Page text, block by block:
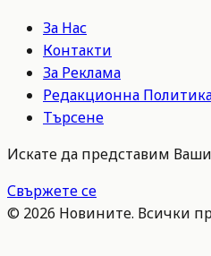
За Нас
Контакти
За Реклама
Редакционна
Търсене
Искате да представим
Свържете се
© 2026 Новините. Всички